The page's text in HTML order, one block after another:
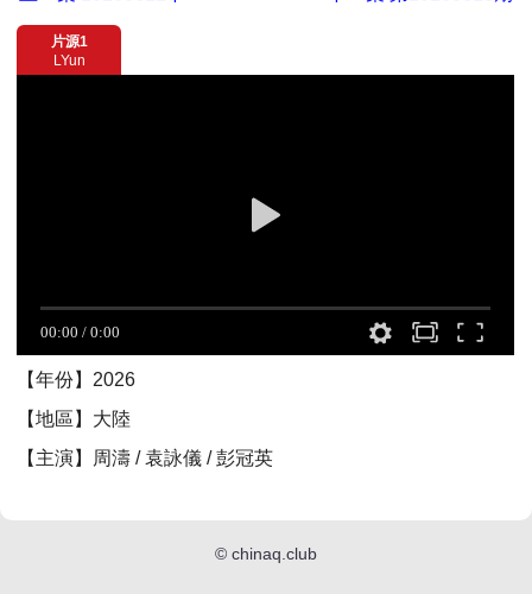
片源1
LYun
【年份】2026
【地區】大陸
【主演】周濤 / 袁詠儀 / 彭冠英
© chinaq.club